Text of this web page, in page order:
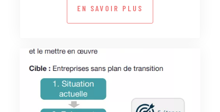
EN SAVOIR PLUS